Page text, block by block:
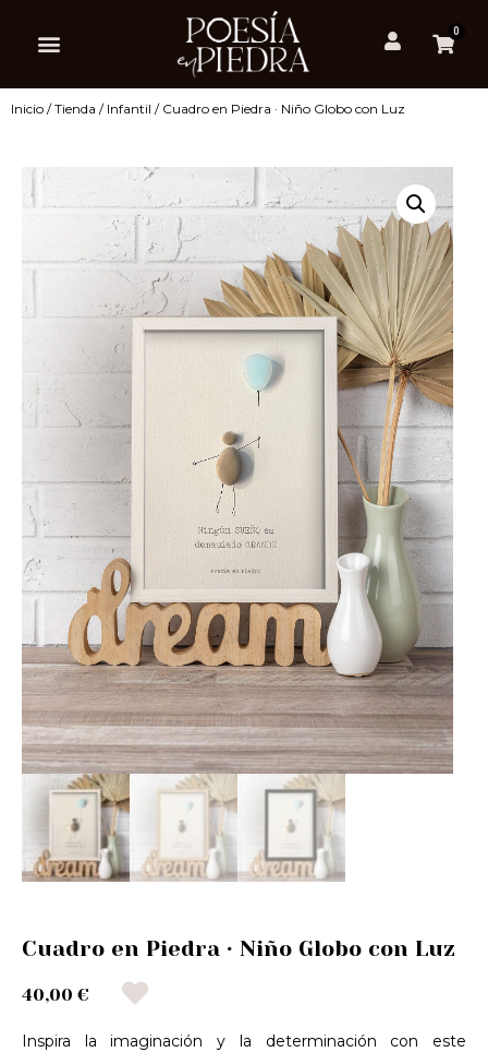
0
Inicio /Tienda / Infantil / Cuadro en Piedra · Niño Globo con Luz
Cuadro en Piedra · Niño Globo con Luz
40,00 €
Inspira la imaginación y la determinación con este